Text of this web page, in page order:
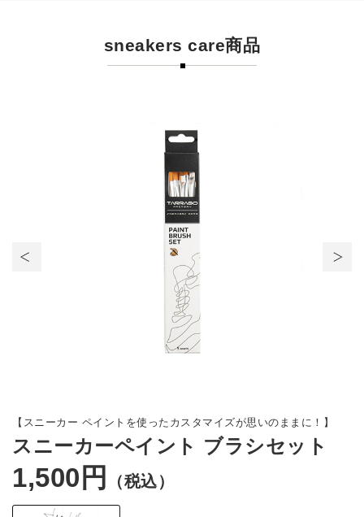
sneakers care商品
【スニーカー ペイントを使ったカスタマイズが思いのままに！】
スニーカーペイント ブラシセット
1,500円 （税込）